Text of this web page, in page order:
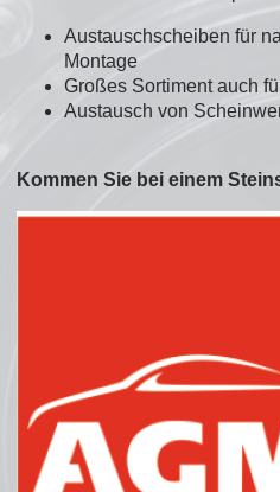
Austauschscheiben für
Montage
Großes Sortiment auch
Austausch von
Kommen Sie bei einem